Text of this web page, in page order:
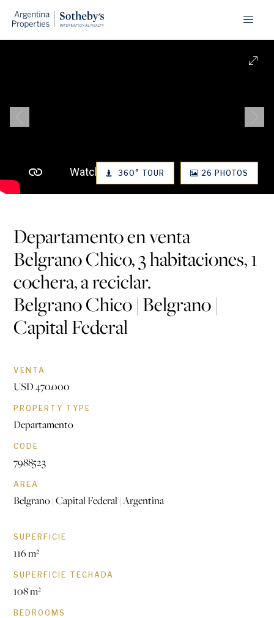
1/ 27
360° TOUR 26 PHOTOS
Departamento en venta
Belgrano Chico, 3 habitaciones, 1
cochera, a reciclar.
Belgrano Chico | Belgrano |
Capital Federal
VENTA
USD 470.000
PROPERTY TYPE
Departamento
CODE
7988523
AREA
Belgrano | Capital Federal | Argentina
SUPERFICIE
116 m²
SUPERFICIE TECHADA
108 m²
BEDROOMS